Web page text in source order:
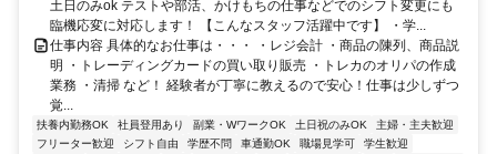
土日のみok テストや部活、かけもちの仕事などでのシフト変更にも
臨機応変に対応します！ 【こんなスタッフ活躍中です】 ・学...
仕事内容 具体的なお仕事は・・・ ・レジ会計 ・商品の陳列、商品説
明 ・トレーディングカードの買い取り販売 ・トレカのオリパの作成
業務 ・清掃 など！ 経験者が丁寧に教えるので安心！仕事は少しずつ
覚...
扶養内勤務OK 社員登用あり 副業・WワークOK 土日祝のみOK
主婦・主夫歓迎
フリーター歓迎
シフト自由 学歴不問 車通勤OK 職場見学可
学生歓迎